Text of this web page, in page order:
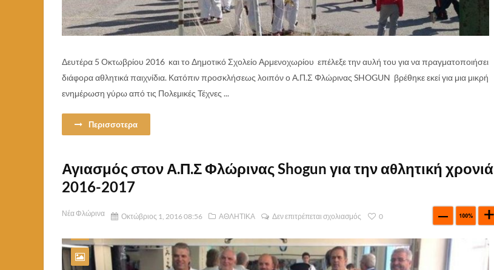
Δευτέρα 5 Οκτωβρίου 2016 και το Δημοτικό Σχολείο Αρμενοχωρίου επέλεξε την αυλή του για να πραγματοποιήσει
διάφορα αθλητικά παιχνίδια. Κατόπιν προσκλήσεως λοιπόν ο Α.Π.Σ Φλώρινας SHOGUN βρέθηκε εκεί για μια μικρή
ενημέρωση γύρω από τις Πολεμικές Τέχνες ...
Περισσοτερα
Αγιασμός στον Α.Π.Σ Φλώρινας Shogun για την αθλητική χρονιά
2016-2017
Νέα Φλώρινα Οκτώβριος 1, 2016 08:56 ΑΘΛΗΤΙΚΑ Δεν επιτρέπεται σχολιασμός 0